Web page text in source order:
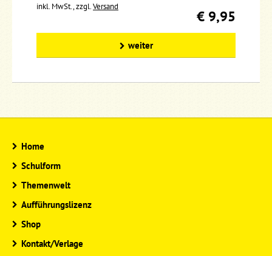
inkl. MwSt., zzgl.Versand
€ 9,95
weiter
Home
Schulform
Themenwelt
Aufführungslizenz
Shop
Kontakt/Verlage